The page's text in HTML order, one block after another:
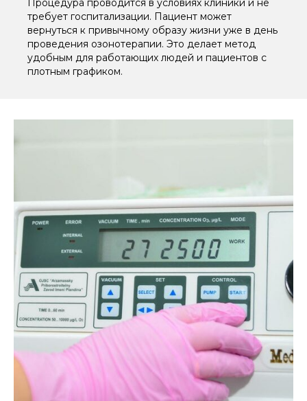
Процедура проводится в условиях клиники и не
требует госпитализации. Пациент может
вернуться к привычному образу жизни уже в день
проведения озонотерапии. Это делает метод
удобным для работающих людей и пациентов с
плотным графиком.